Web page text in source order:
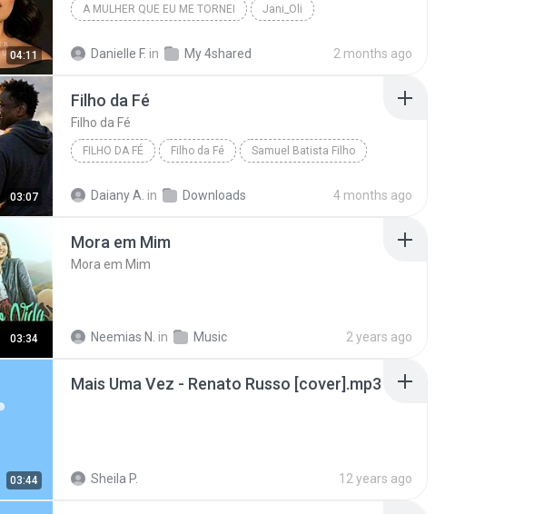
04:11
A MULHER QUE EU ME TORNEI Jani_Oli
Danielle F. in My 4shared 2 months ago
03:07
Filho da Fé
Filho da Fé
FILHO DA FÉ Filho da Fé Samuel Batista Filho
Daiany A. in Downloads 4 months ago
03:34
Mora em Mim
Mora em Mim
Neemias N. in Music 2 years ago
03:44
Mais Uma Vez - Renato Russo [cover].mp3
Sheila P. 12 years ago